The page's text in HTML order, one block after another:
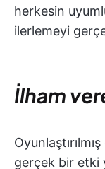
herkesin
ilerlemeyi
İlham
gerçek bir etki